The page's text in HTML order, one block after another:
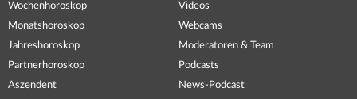
Wochenhoroskop
Monatshoroskop
Jahreshoroskop
Partnerhoroskop
Aszendent
Videos
Webcams
Moderatoren & Team
Podcasts
News-Podcast